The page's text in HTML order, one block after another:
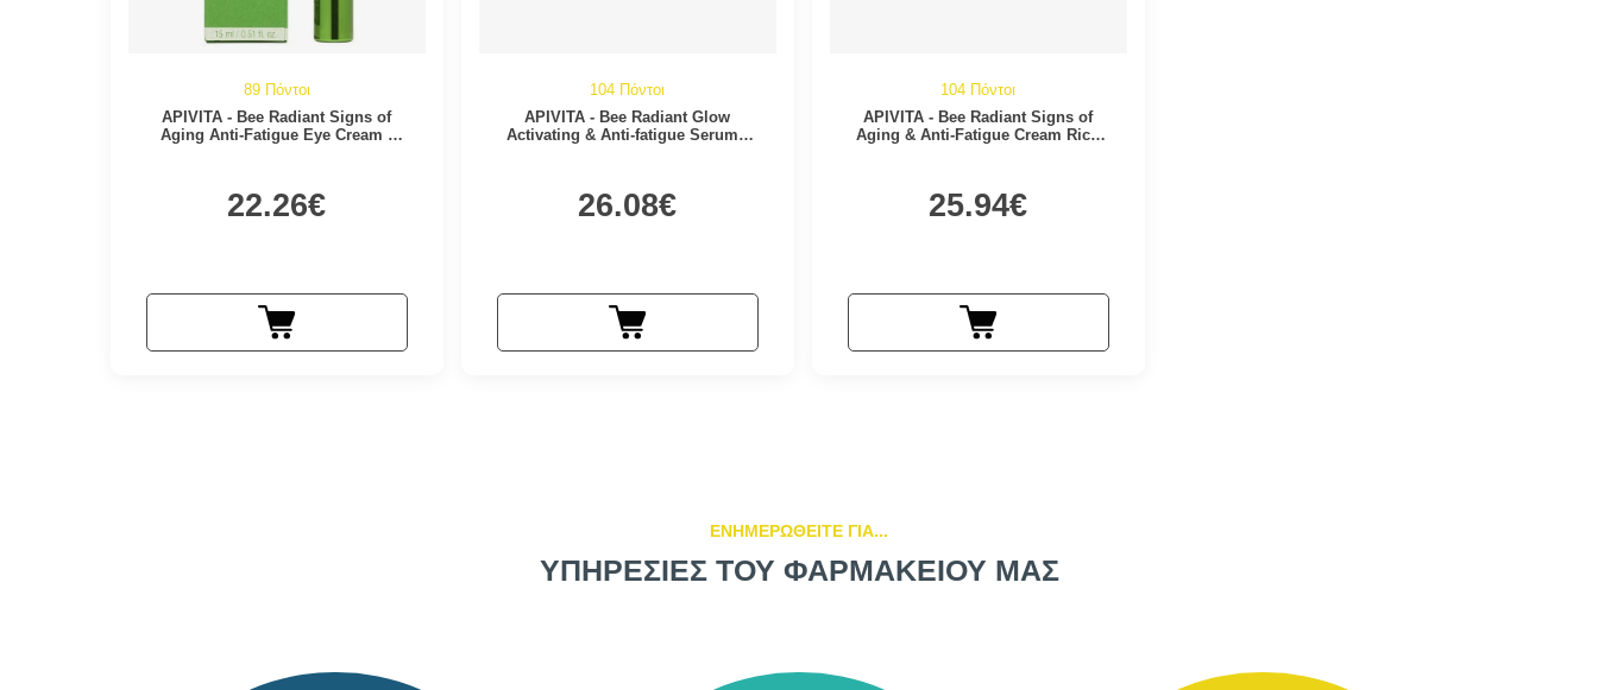
89 Πόντοι
APIVITA - Bee Radiant Signs of
Aging Anti-Fatigue Eye Cream |
22.26€
104 Πόντοι
APIVITA - Bee Radiant Glow
Activating & Anti-fatigue Serum |
26.08€
104 Πόντοι
APIVITA - Bee Radiant Signs of
Aging & Anti-Fatigue Cream Rich
25.94€
ΕΝΗΜΕΡΩΘΕΙΤΕ ΓΙΑ...
ΥΠΗΡΕΣΙΕΣ ΤΟΥ ΦΑΡΜΑΚΕΙΟΥ ΜΑΣ